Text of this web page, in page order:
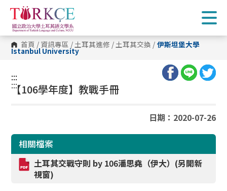
跳
到
主
要
內
容
區
首頁 / 資訊專區 /土耳其進修 /土耳其交換 / 伊斯坦堡大學
Istanbul University
:::
:::
【106學年度】教戰手冊
日期：2020-07-26
相關檔案
土耳其交戰守則 by 106潘思堯（伊大）(另開新
視窗)